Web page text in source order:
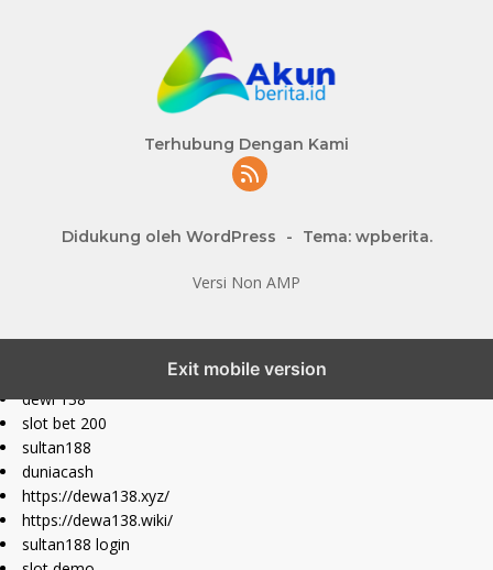
Terhubung Dengan Kami
Didukung oleh WordPress - Tema: wpberita.
Versi Non AMP
Exit mobile version
dewi 138
slot bet 200
sultan188
duniacash
https://dewa138.xyz/
https://dewa138.wiki/
sultan188 login